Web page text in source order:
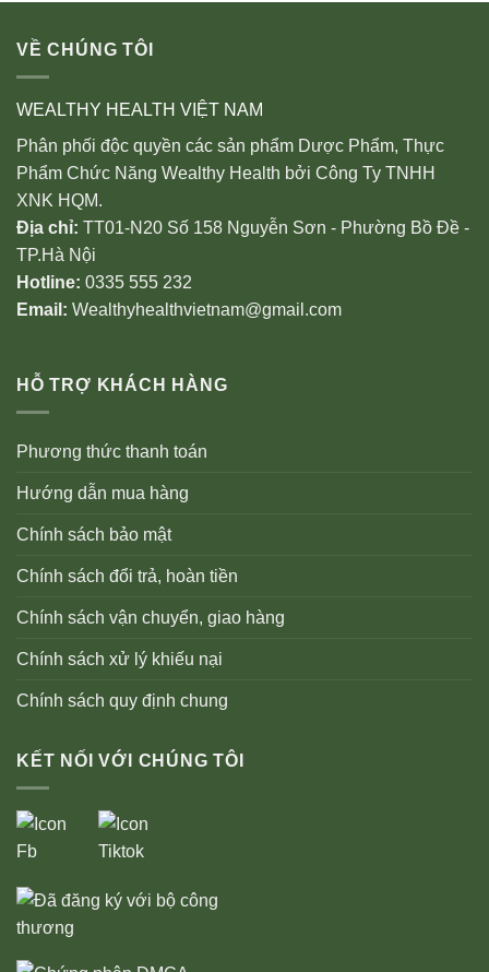
VỀ CHÚNG TÔI
WEALTHY HEALTH VIỆT NAM
Phân phối độc quyền các sản phẩm Dược Phẩm, Thực
Phẩm Chức Năng Wealthy Health bởi Công Ty TNHH
XNK HQM.
Địa chỉ: TT01-N20 Số 158 Nguyễn Sơn - Phường Bồ Đề -
TP.Hà Nội
Hotline: 0335 555 232
Email: Wealthyhealthvietnam@gmail.com
HỖ TRỢ KHÁCH HÀNG
Phương thức thanh toán
Hướng dẫn mua hàng
Chính sách bảo mật
Chính sách đổi trả, hoàn tiền
Chính sách vận chuyển, giao hàng
Chính sách xử lý khiếu nại
Chính sách quy định chung
KẾT NỐI VỚI CHÚNG TÔI